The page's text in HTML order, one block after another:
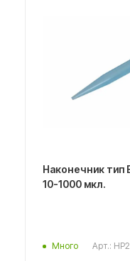
Наконечник тип
10-1000 мкл.
Много Арт.: